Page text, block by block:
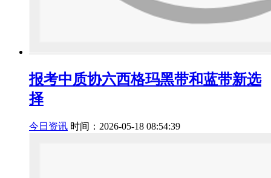
报考中质协六西格玛黑带和蓝带新选
择
今日资讯 时间：2026-05-18 08:54:39